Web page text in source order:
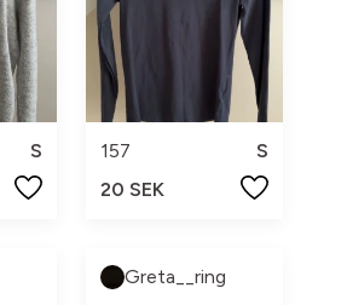
S
157
S
20 SEK
Greta__ring